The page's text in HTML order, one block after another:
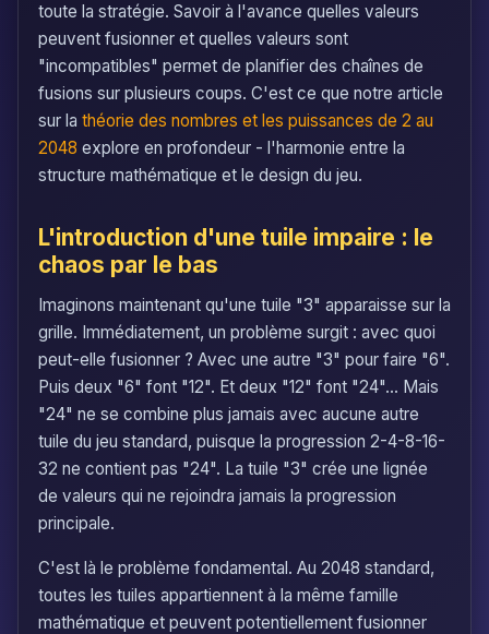
toute la stratégie. Savoir à l'avance quelles valeurs
peuvent fusionner et quelles valeurs sont
"incompatibles" permet de planifier des chaînes de
fusions sur plusieurs coups. C'est ce que notre article
sur la théorie des nombres et les puissances de 2 au
2048 explore en profondeur - l'harmonie entre la
structure mathématique et le design du jeu.
L'introduction d'une tuile impaire : le
chaos par le bas
Imaginons maintenant qu'une tuile "3" apparaisse sur la
grille. Immédiatement, un problème surgit : avec quoi
peut-elle fusionner ? Avec une autre "3" pour faire "6".
Puis deux "6" font "12". Et deux "12" font "24"... Mais
"24" ne se combine plus jamais avec aucune autre
tuile du jeu standard, puisque la progression 2-4-8-16-
32 ne contient pas "24". La tuile "3" crée une lignée
de valeurs qui ne rejoindra jamais la progression
principale.
C'est là le problème fondamental. Au 2048 standard,
toutes les tuiles appartiennent à la même famille
mathématique et peuvent potentiellement fusionner